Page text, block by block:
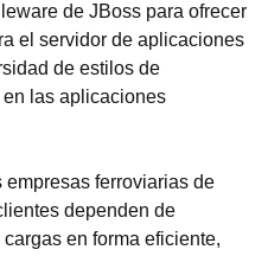
de JBoss para ofrecer
el servidor de aplicaciones
de estilos de
las aplicaciones
empresas ferroviarias de
dependen de
en forma eficiente,